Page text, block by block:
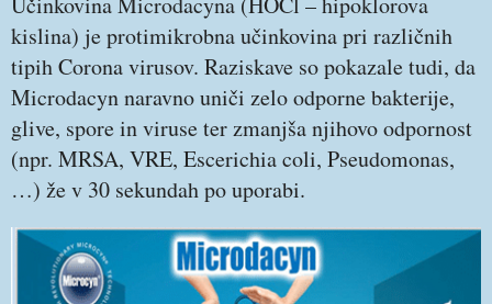
kislina) je protimikrobna učinkovina pri različnih
tipih Corona virusov. Raziskave so pokazale tudi, da
Microdacyn naravno uniči zelo odporne bakterije,
glive, spore in viruse ter zmanjša njihovo odpornost
(npr. MRSA, VRE, Escerichia coli, Pseudomonas,
…) že v 30 sekundah po uporabi.